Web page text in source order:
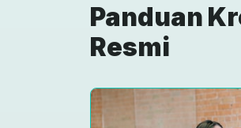
Panduan
Resmi